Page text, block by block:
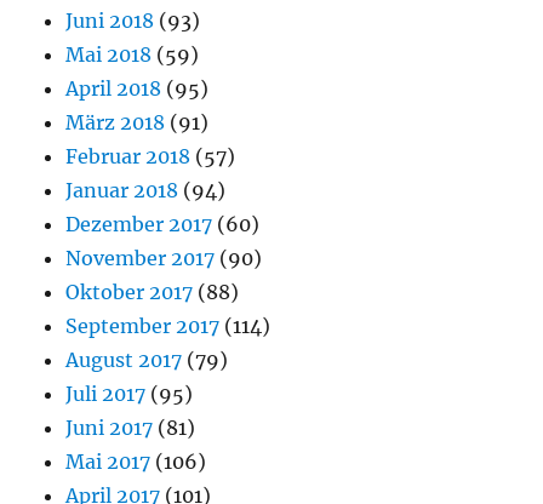
Juni 2018 (93)
Mai 2018 (59)
April 2018 (95)
März 2018 (91)
Februar 2018 (57)
Januar 2018 (94)
Dezember 2017 (60)
November 2017 (90)
Oktober 2017 (88)
September 2017 (114)
August 2017 (79)
Juli 2017 (95)
Juni 2017 (81)
Mai 2017 (106)
April 2017 (101)